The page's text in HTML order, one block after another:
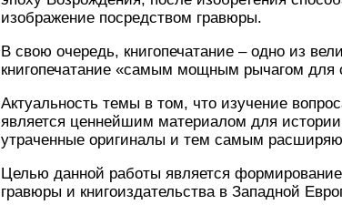
изображение посредством гравюры.
В свою очередь, книгопечатание – одно из
книгопечатание «самым мощным рычагом для
Актуальность темы в том, что изучение
является ценнейшим материалом для
утраченные оригиналы и тем самым
Целью данной работы является
гравюры и книгоиздательства в Западной